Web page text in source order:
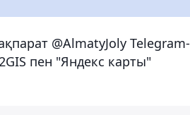
@AlmatyJoly Telegram-
пен "Яндекс карты"